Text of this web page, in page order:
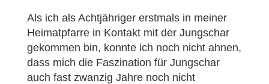
Als ich als Achtjähriger erstmals in meiner
Heimatpfarre in Kontakt mit der Jungschar
gekommen bin, konnte ich noch nicht ahnen,
dass mich die Faszination für Jungschar
auch fast zwanzig Jahre noch nicht